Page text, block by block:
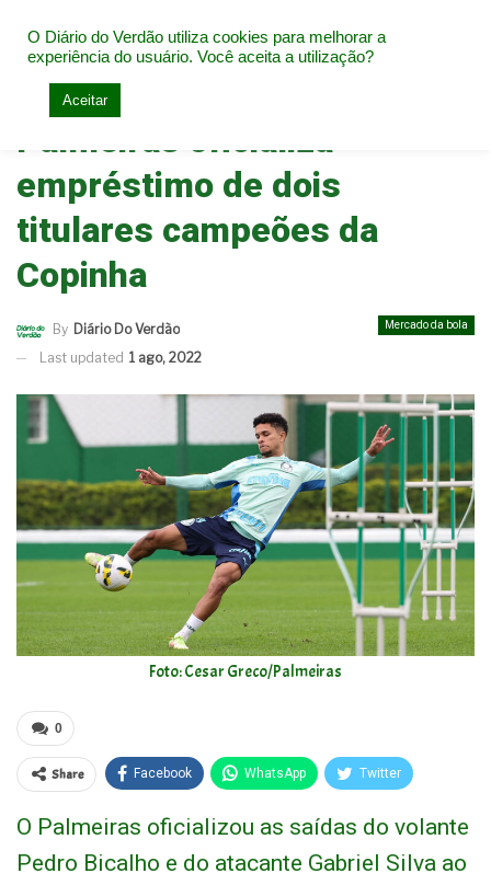
Home Mercado da bola
Palmeiras oficializa
empréstimo de dois
titulares campeões da
Copinha
Mercado da bola
By Diário Do Verdão
Last updated 1 ago, 2022
Foto: Cesar Greco/Palmeiras
0
Share Facebook WhatsApp Twitter
O Palmeiras oficializou as saídas do volante
Pedro Bicalho e do atacante Gabriel Silva ao
O Diário do Verdão utiliza cookies para melhorar a
experiência do usuário. Você aceita a utilização?
Aceitar